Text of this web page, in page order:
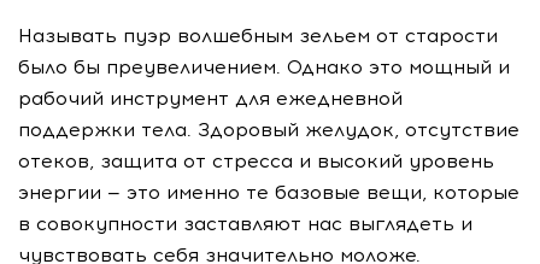
Называть пуэр волшебным зельем от старости
было бы преувеличением. Однако это мощный и
рабочий инструмент для ежедневной
поддержки тела. Здоровый желудок, отсутствие
отеков, защита от стресса и высокий уровень
энергии — это именно те базовые вещи, которые
в совокупности заставляют нас выглядеть и
чувствовать себя значительно моложе.